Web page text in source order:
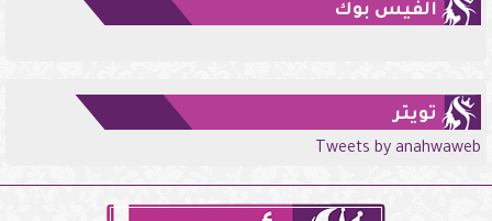
الفيس بوك
تويتر
Tweets by anahwaweb